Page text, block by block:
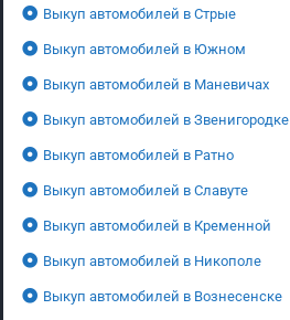
Выкуп автомобилей в Стрые
Выкуп автомобилей в Южном
Выкуп автомобилей в Маневичах
Выкуп автомобилей в Звенигородке
Выкуп автомобилей в Ратно
Выкуп автомобилей в Славуте
Выкуп автомобилей в Кременной
Выкуп автомобилей в Никополе
Выкуп автомобилей в Вознесенске